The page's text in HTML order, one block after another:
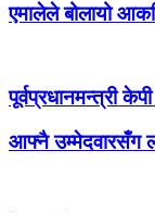
एमालेले बोलायो
पूर्वप्रधानमन्त्री
आफ्नै उम्मेदवारसँग